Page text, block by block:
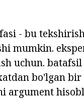
- bu
mumkin.
uchun.
bo'lgan
argument